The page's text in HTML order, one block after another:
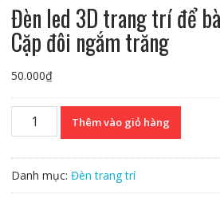
Đèn led 3D trang trí để
Cặp đôi ngắm trăng
50.000₫
trí
Thêm vào giỏ hàng
Danh mục: Đèn trang trí